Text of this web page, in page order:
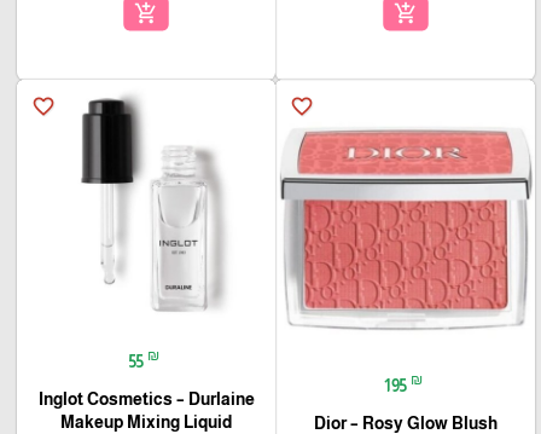
add_shopping_cart
add_shopping_cart
favorite_border
195 ₪
Dior – Rosy Glow Blush
favorite_border
55 ₪
Inglot Cosmetics – Durlaine
Makeup Mixing Liquid